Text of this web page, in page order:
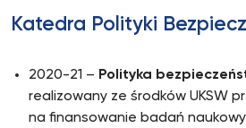
Katedra Polityki
2020-21 – Polityka
realizowany ze środków UKSW
na finansowanie badań